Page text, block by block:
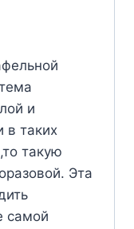
и
в таких
такую
Эта
самой